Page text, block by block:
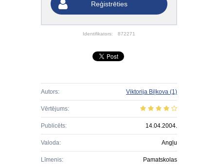
Reģistrēties
Identifikators: 872271
Autors: Viktorija Biļkova (1)
Vērtējums:
Publicēts: 14.04.2004.
Valoda: Angļu
Līmenis: Pamatskolas